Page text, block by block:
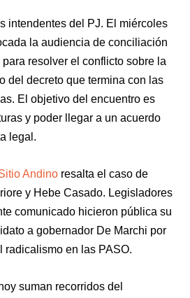
intendentes del PJ. El miércoles
la audiencia de conciliación
resolver el conflicto sobre la
del decreto que termina con las
El objetivo del encuentro es
y poder llegar a un acuerdo
legal.
Andino resalta el caso de
y Hebe Casado. Legisladores
comunicado hicieron pública su
a gobernador De Marchi por
radicalismo en las PASO.
suman recorridos del